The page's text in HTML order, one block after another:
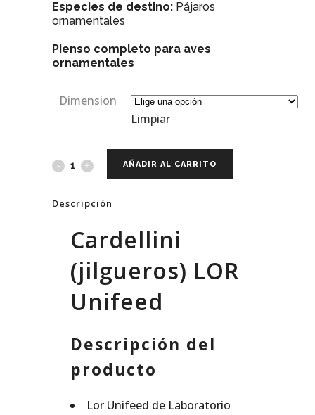
Especies de destino: Pájaros
ornamentales
Pienso completo para aves
ornamentales
Dimension
Limpiar
AÑADIR AL CARRITO
Descripción
Cardellini
(jilgueros) LOR
Unifeed
Descripción del
producto
Lor Unifeed de Laboratorio